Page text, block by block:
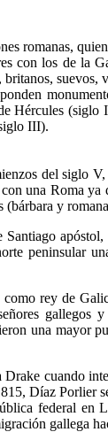
romanas,
con los de la
suevos,
Hércules (siglo
III).
del siglo
una Roma ya
(bárbara y
peninsular
rey de
gallegos
una mayor
cuando
Díaz Porlier
federal en
gallega